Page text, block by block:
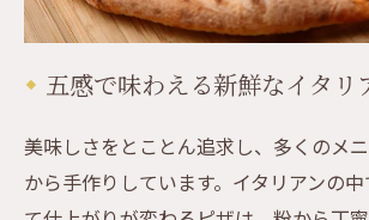
五感で味わえる新鮮なイタリ
美味しさをとことん追求し、多くのメ
から手作りしています。イタリアンの